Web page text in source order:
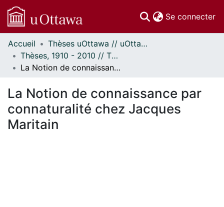
Se connecter
Communautés
et collections
Parcourir
À propos
Accueil
Thèses uOttawa // uOttawa Theses
Thèses, 1910 - 2010 // Theses, 1910 - 2010
La Notion de connaissance par connaturalité chez Jacques Maritain
La Notion de connaissance par
connaturalité chez Jacques
Maritain